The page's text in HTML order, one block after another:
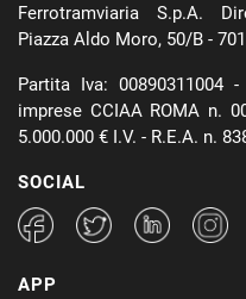
Ferrotramviaria S.p.A.
Piazza Aldo Moro, 50/B -
Partita Iva: 00890311004 -
imprese CCIAA ROMA n.
5.000.000 € I.V. - R.E.A. n.
SOCIAL
APP